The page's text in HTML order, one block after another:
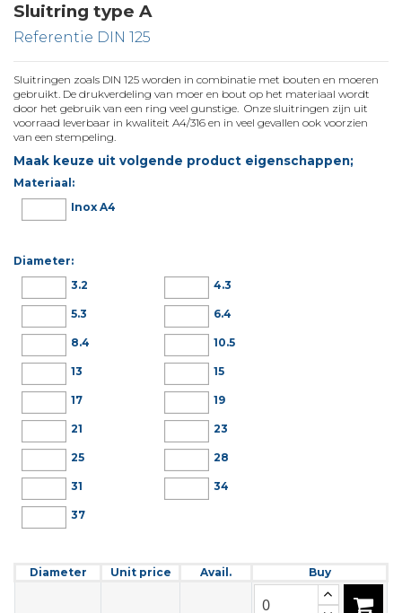
Sluitring type A
Referentie DIN 125
Sluitringen zoals DIN 125 worden in combinatie met bouten en moeren
gebruikt. De drukverdeling van moer en bout op het materiaal wordt
door het gebruik van een ring veel gunstige. Onze sluitringen zijn uit
voorraad leverbaar in kwaliteit A4/316 en in veel gevallen ook voorzien
van een stempeling.
Maak keuze uit volgende product eigenschappen;
Materiaal:
Inox A4
Diameter:
3.2
4.3
5.3 6.4
8.4 10.5
13 15
17 19
21 23
25 28
31 34
37
Diameter Unit price Avail. Buy